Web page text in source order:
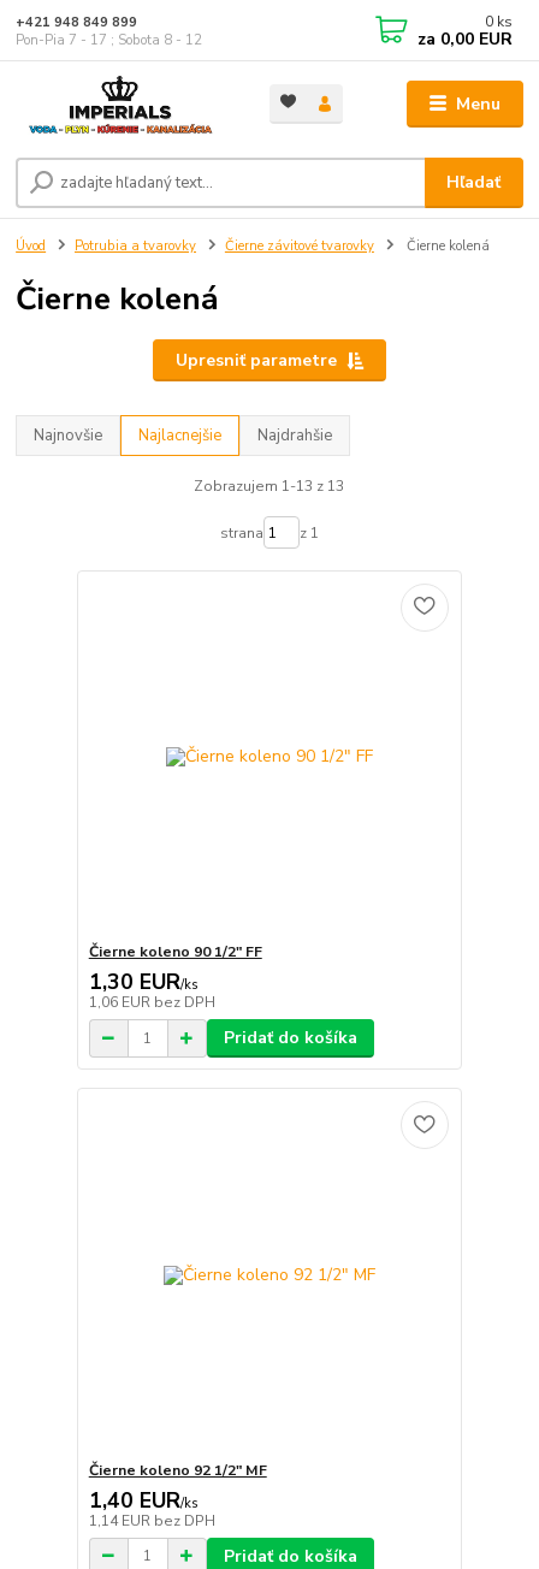
Menu
Hľadať
+421 948 849 899
Pon-Pia 7 - 17 ; Sobota 8 - 12
0 ks
za 0,00 EUR
Úvod Potrubia a tvarovky Čierne závitové tvarovky Čierne kolená
Čierne kolená
Upresniť parametre
Najnovšie Najlacnejšie Najdrahšie
Zobrazujem 1-13 z 13
strana z 1
Čierne koleno 90 1/2" FF
1,30 EUR/ks
1,06 EUR bez DPH
Pridať do košíka
Čierne koleno 92 1/2" MF
1,40 EUR/ks
1,14 EUR bez DPH
Pridať do košíka